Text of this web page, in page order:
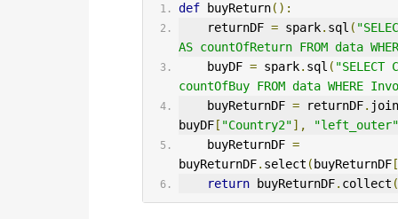
def buyReturn():
    returnDF
= spark. sql (
AS countOfReturn FROM data
    buyDF
= spark. sql ( "SELECT
countOfBuy FROM data WHERE
    buyReturnDF
= returnDF. join
buyDF[ "Country2"],
"left_outer"
    buyReturnDF
=
buyReturnDF. select ( buyReturnDF[
return buyReturnDF. collect